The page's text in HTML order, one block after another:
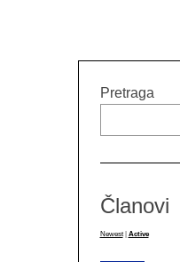
Pretraga
Članovi
Newest | Active